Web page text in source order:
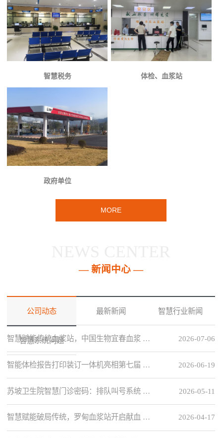
智慧税务 体检、血浆站
政府单位
MORE
— 新闻中心 —
公司动态 最新新闻 智慧行业新闻
智慧系统问题 2026-07-06
智慧赋能传统血浆站，中国生物宜春血浆 …
2026-06-19
智能体检报告打印装订一体机亮相第七届 …
2026-05-11
苏坡卫生院智慧门诊密码：排队叫号系统 …
2026-04-17
智慧赋能破局传统，罗甸血浆站开启献血 …